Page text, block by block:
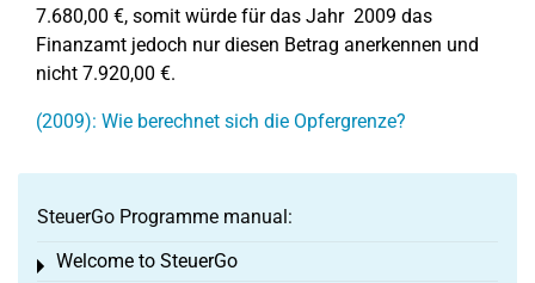
7.680,00 €, somit würde für das Jahr 2009 das
Finanzamt jedoch nur diesen Betrag anerkennen und
nicht 7.920,00 €.
(2009): Wie berechnet sich die Opfergrenze?
SteuerGo Programme manual:
Welcome to SteuerGo
Toggle menu